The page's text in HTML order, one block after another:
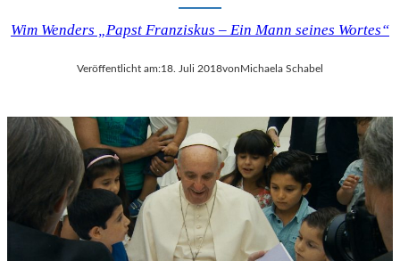
Wim Wenders „Papst Franziskus – Ein Mann seines Wortes“
Veröffentlicht am:18. Juli 2018vonMichaela Schabel